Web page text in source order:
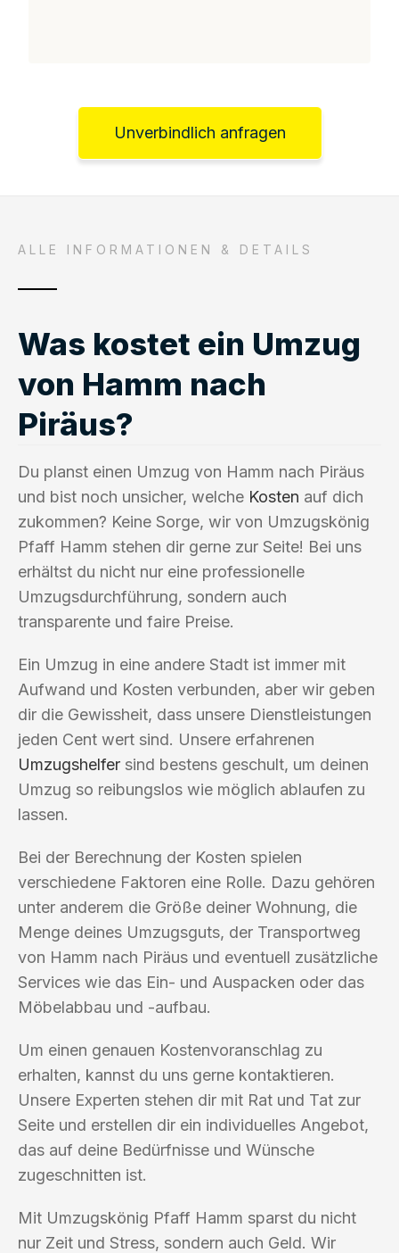
Unverbindlich anfragen
ALLE INFORMATIONEN & DETAILS
Was kostet ein Umzug
von Hamm nach
Piräus?
Du planst einen Umzug von Hamm nach Piräus
und bist noch unsicher, welche Kosten auf dich
zukommen? Keine Sorge, wir von Umzugskönig
Pfaff Hamm stehen dir gerne zur Seite! Bei uns
erhältst du nicht nur eine professionelle
Umzugsdurchführung, sondern auch
transparente und faire Preise.
Ein Umzug in eine andere Stadt ist immer mit
Aufwand und Kosten verbunden, aber wir geben
dir die Gewissheit, dass unsere Dienstleistungen
jeden Cent wert sind. Unsere erfahrenen
Umzugshelfer sind bestens geschult, um deinen
Umzug so reibungslos wie möglich ablaufen zu
lassen.
Bei der Berechnung der Kosten spielen
verschiedene Faktoren eine Rolle. Dazu gehören
unter anderem die Größe deiner Wohnung, die
Menge deines Umzugsguts, der Transportweg
von Hamm nach Piräus und eventuell zusätzliche
Services wie das Ein- und Auspacken oder das
Möbelabbau und -aufbau.
Um einen genauen Kostenvoranschlag zu
erhalten, kannst du uns gerne kontaktieren.
Unsere Experten stehen dir mit Rat und Tat zur
Seite und erstellen dir ein individuelles Angebot,
das auf deine Bedürfnisse und Wünsche
zugeschnitten ist.
Mit Umzugskönig Pfaff Hamm sparst du nicht
nur Zeit und Stress, sondern auch Geld. Wir